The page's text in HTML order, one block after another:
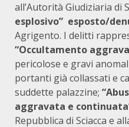
all’Autorità Giudiziaria di
esplosivo” esposto/
Agrigento. I delitti
“Occultamento
pericolose e gravi
portanti già collassati e
suddette palazzine;
aggravata e
Repubblica di Sciacca e